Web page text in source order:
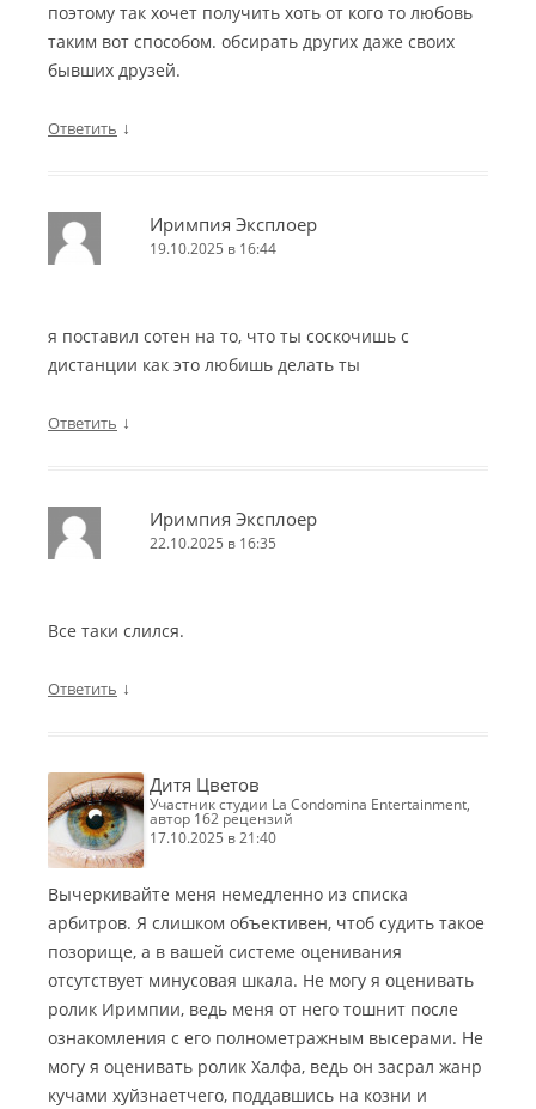
поэтому так хочет получить хоть от кого то любовь
таким вот способом. обсирать других даже своих
бывших друзей.
Ответить ↓
Иримпия Эксплоер
19.10.2025 в 16:44
я поставил сотен на то, что ты соскочишь с
дистанции как это любишь делать ты
Ответить ↓
Иримпия Эксплоер
22.10.2025 в 16:35
Все таки слился.
Ответить ↓
Дитя Цветов
участник студии La Condomina Entertainment,
автор 162 рецензий
17.10.2025 в 21:40
Вычеркивайте меня немедленно из списка
арбитров. Я слишком объективен, чтоб судить такое
позорище, а в вашей системе оценивания
отсутствует минусовая шкала. Не могу я оценивать
ролик Иримпии, ведь меня от него тошнит после
ознакомления с его полнометражным высерами. Не
могу я оценивать ролик Халфа, ведь он засрал жанр
кучами хуйзнаетчего, поддавшись на козни и